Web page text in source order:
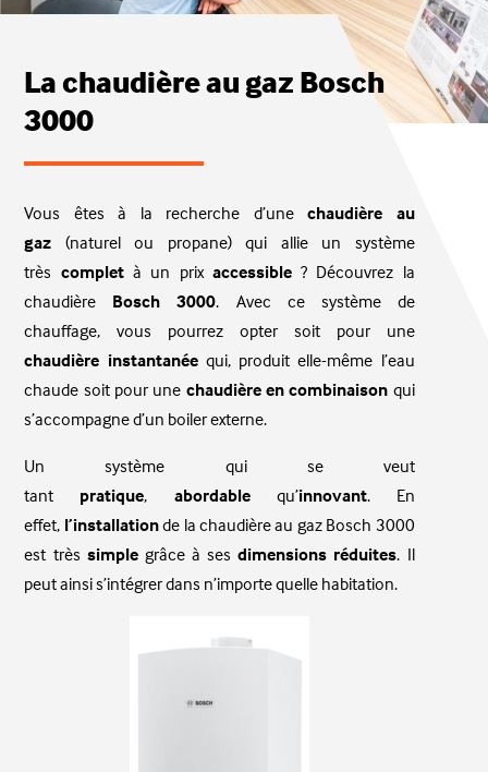
La chaudière au gaz Bosch
3000
Vous êtes à la recherche d’unechaudière au
gaz (naturel ou propane) qui allie un système
très completà un prix accessible? Découvrez la
chaudière Bosch 3000. Avec ce système de
chauffage, vous pourrez opter soit pour une
chaudière instantanéequi, produit elle-même l’eau
chaude soit pour une chaudière en combinaison qui
s’accompagne d’un boiler externe.
Un système qui se veut
tant pratique, abordablequ’innovant. En
effet, l’installationde la chaudière au gaz Bosch 3000
est très simplegrâce à sesdimensions réduites. Il
peut ainsi s’intégrer dans n’importe quelle habitation.